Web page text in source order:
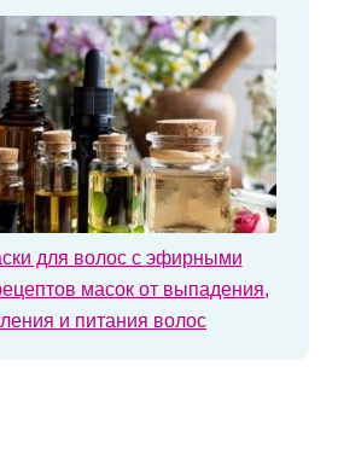
для волос с эфирными
масок от выпадения,
и питания волос